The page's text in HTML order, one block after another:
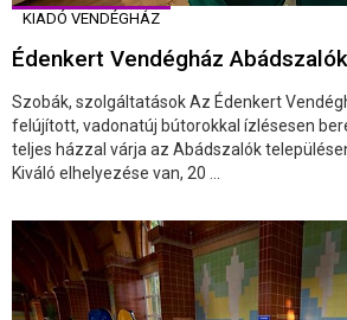
KIADÓ VENDÉGHÁZ
Édenkert Vendégház Abádszalók
Szobák, szolgáltatások Az Édenkert
felújított, vadonatúj bútorokkal ízlésesen
teljes házzal várja az Abádszalók
Kiváló elhelyezése van, 20 ...